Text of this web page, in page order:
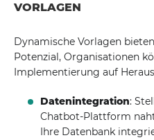
VORLAGEN
Dynamische Vorlagen
Potenzial, Organisationen
Implementierung auf
Datenintegration:
Chatbot-Plattform
Ihre Datenbank